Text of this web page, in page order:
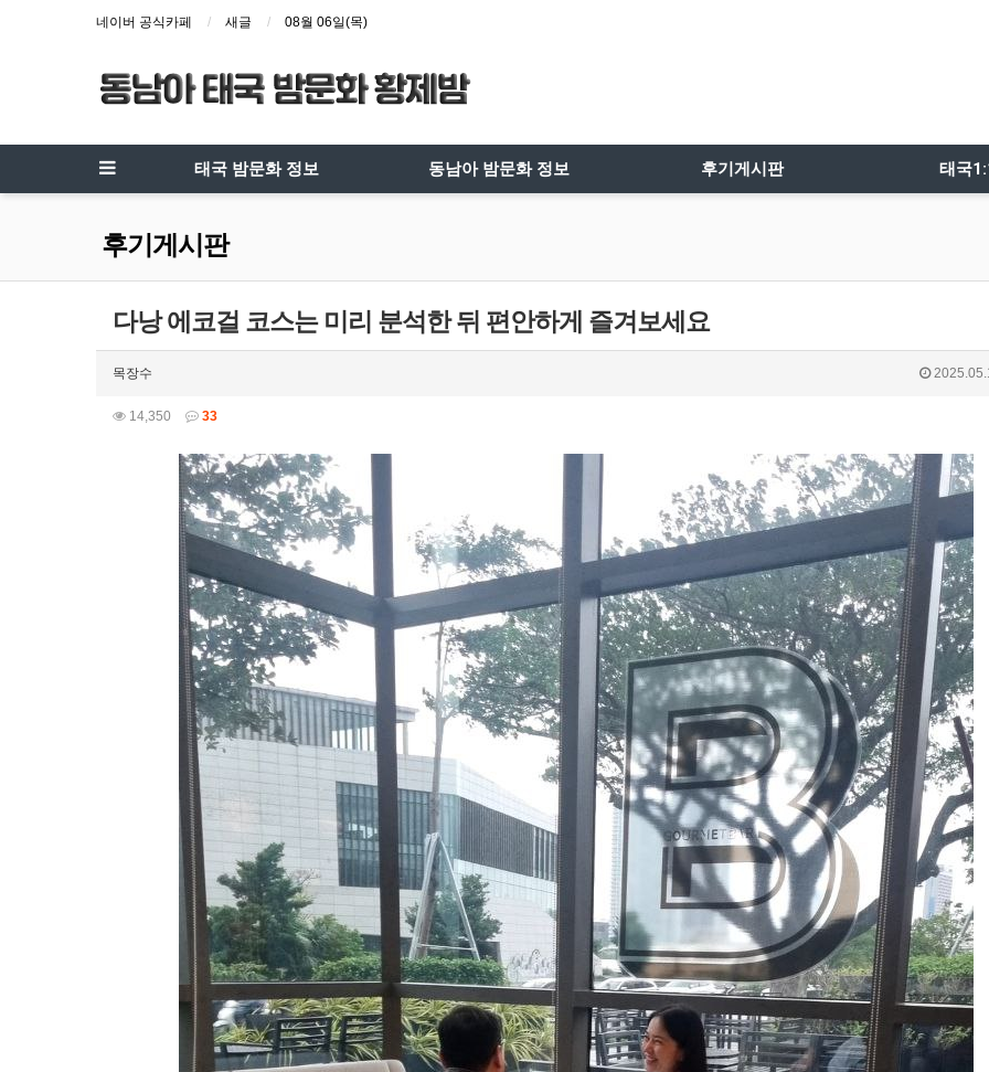
네이버 공식카페 새글 08월 06일(목)
태국 밤문화 정보 동남아 밤문화 정보 후기게시판 태국
후기게시판
다낭 에코걸 코스는 미리 분석한 뒤 편안하게 즐겨보세요
목장수
14,350 33